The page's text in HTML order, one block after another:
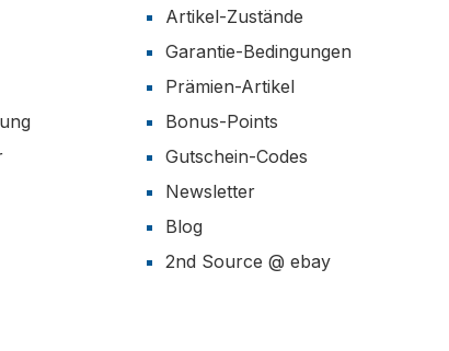
Artikel-Zustände
Garantie-Bedingungen
Prämien-Artikel
Bonus-Points
Gutschein-Codes
Newsletter
Blog
2nd Source @ ebay